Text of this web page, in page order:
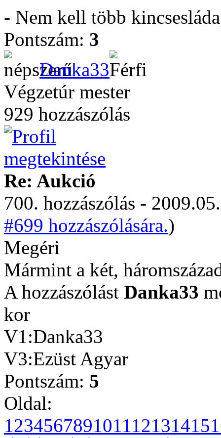
- Nem kell több
Pontszám: 3
Danka33
Végzetúr mester
929 hozzászólás
Re: Aukció
700. hozzászólás -
#699 hozzászólására.)
Megéri
Mármint a két,
A hozzászólást Danka33
kor
V1:Danka33
V3:Ezüst Agyar
Pontszám: 5
Oldal:
123456789101112131415